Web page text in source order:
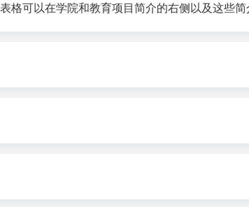
可以在学院和教育项目简介的右侧以及这些简